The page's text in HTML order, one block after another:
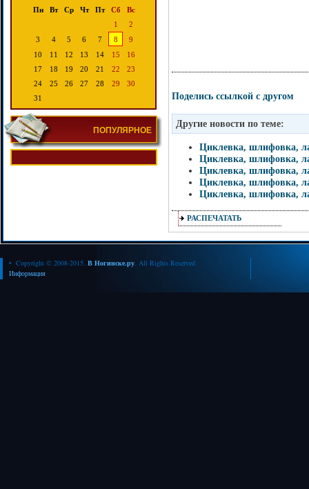
Пн
Вт Ср Чт Пт Сб
Вс
1
2
3
4 5 6 7 8
9
10
11 12 13 14 15
16
17
18 19 20 21 22
23
24
25 26 27 28 29
30
31
ПОПУЛЯРНОЕ
Поделись ссылкой с другом
Другие новости по теме:
Циклевка, шлифовка,
Циклевка, шлифовка,
Циклевка, шлифовка,
Циклевка, шлифовка,
Циклевка, шлифовка,
РАСПЕЧАТАТЬ
• Copyright © 2008-2015. В Ногинске.ру. All Rights Reserved
Информация